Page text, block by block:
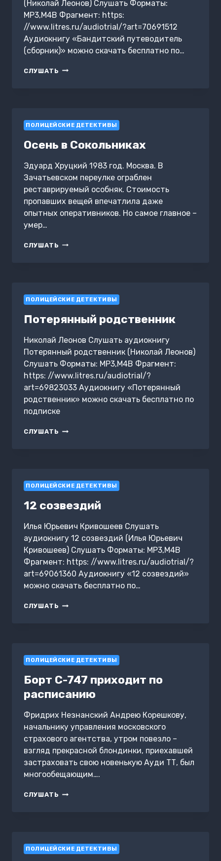
(Николай Леонов) Слушать Форматы:
MP3,M4B Фрагмент: https:
//www.litres.ru/audiotrial/?art=70691512
Аудиокнигу «Бандитский путеводитель
(сборник)» можно скачать бесплатно по…
СЛУШАТЬ БАНДИТСКИЙ
ПОЛИЦЕЙСКИЕ ДЕТЕКТИВЫ
Осень в Сокольниках
Эдуард Хруцкий 1983 год. Москва. В
Зачатьевском переулке ограблен
реставрируемый особняк. Стоимость
пропавших вещей впечатлила даже
опытных оперативников. Но самое главное –
умер…
СЛУШАТЬ ОСЕНЬ
ПОЛИЦЕЙСКИЕ ДЕТЕКТИВЫ
Потерянный родственник
Николай Леонов Слушать аудиокнигу
Потерянный родственник (Николай Леонов)
Слушать Форматы: MP3,M4B Фрагмент:
https: //www.litres.ru/audiotrial/?
art=69823033 Аудиокнигу «Потерянный
родственник» можно скачать бесплатно по
подписке
СЛУШАТЬ ПОТЕРЯННЫЙ
ПОЛИЦЕЙСКИЕ ДЕТЕКТИВЫ
12 созвездий
Илья Юрьевич Кривошеев Слушать
аудиокнигу 12 созвездий (Илья Юрьевич
Кривошеев) Слушать Форматы: MP3,M4B
Фрагмент: https: //www.litres.ru/audiotrial/?
art=69061360 Аудиокнигу «12 созвездий»
можно скачать бесплатно по…
СЛУШАТЬ 12
ПОЛИЦЕЙСКИЕ ДЕТЕКТИВЫ
Борт С-747 приходит по
расписанию
Фридрих Незнанский Андрею Корешкову,
начальнику управления московского
страхового агентства, утром повезло –
взгляд прекрасной блондинки, приехавшей
застраховать свою новенькую Ауди ТТ, был
многообещающим….
СЛУШАТЬ БОРТ
ПОЛИЦЕЙСКИЕ ДЕТЕКТИВЫ